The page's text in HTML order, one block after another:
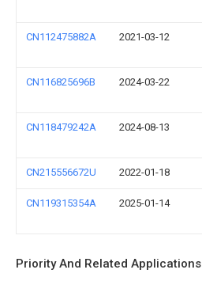
CN112475882A 2021-03-12
CN116825696B 2024-03-22
CN118479242A 2024-08-13
CN215556672U 2022-01-18
CN119315354A 2025-01-14
Priority And Related Applications